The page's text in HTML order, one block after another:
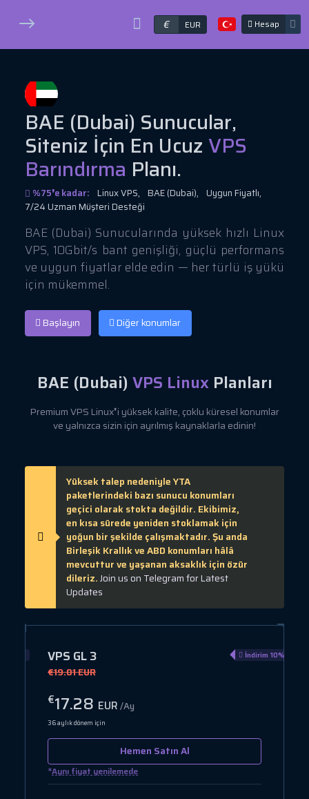
€ EUR Hesap
BAE (Dubai) Sunucular,
Siteniz İçin En UcuzVPS
Barındırma Planı.
%75❜e kadar: Linux VPS, BAE (Dubai),
Uygun Fiyatlı,
7/24 Uzman Müşteri Desteği
BAE (Dubai) Sunucularında yüksek hızlı Linux
VPS, 10Gbit/s bant genişliği, güçlü performans
ve uygun fiyatlar elde edin — her türlü iş yükü
için mükemmel.
Başlayın Diğer konumlar
BAE (Dubai) VPS LinuxPlanları
Premium VPS Linux❜i yüksek kalite, çoklu küresel konumlar
ve yalnızca sizin için ayrılmış kaynaklarla edinin!
Yüksek talep nedeniyle YTA
paketlerindeki bazı sunucu konumları
geçici olarak stokta değildir. Ekibimiz,
en kısa sürede yeniden stoklamak için
yoğun bir şekilde çalışmaktadır. Şu anda
Birleşik Krallık ve ABD konumları hâlâ
mevcuttur ve yaşanan aksaklık için özür
dileriz.Join us on Telegram for Latest
Updates
VPS GL 3
€19.01 EUR
İndirim 10%
€17.28 EUR/Ay
36 aylık dönem için
Hemen Satın Al
*Aynı fiyat yenilemede